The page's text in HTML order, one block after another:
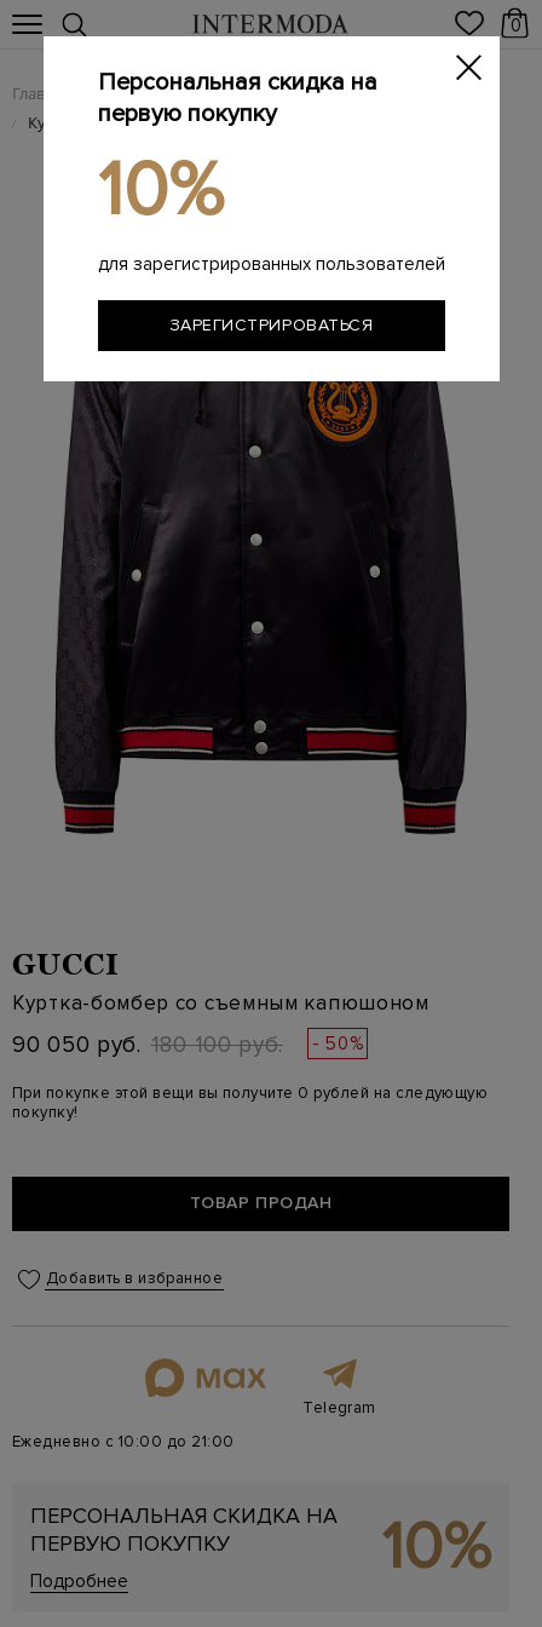
0
Главная Мужчинам / Одежда / Куртки
/ Куртка-бомбер со съемным капюшоном
GUCCI
Куртка-бомбер со съемным капюшоном
90 050 руб. 180 100 руб. - 50%
При покупке этой вещи вы получите 0 рублей на следующую
покупку!
ТОВАР ПРОДАН
Добавить в избранное
Telegram
Ежедневно с 10:00 до 21:00
ПЕРСОНАЛЬНАЯ СКИДКА НА
ПЕРВУЮ ПОКУПКУ
Подробнее 10%
Персональная скидка на
первую покупку
10%
для зарегистрированных пользователей
ЗАРЕГИСТРИРОВАТЬСЯ